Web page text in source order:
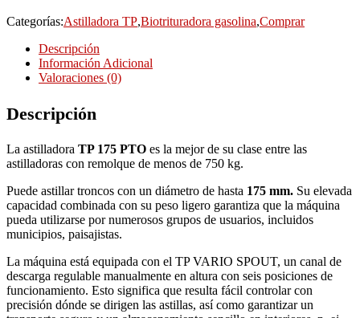
Categorías:Astilladora TP,Biotrituradora gasolina,Comprar
Descripción
Información Adicional
Valoraciones (0)
Descripción
La astilladora TP 175 PTO es la mejor de su clase entre las
astilladoras con remolque de menos de 750 kg.
Puede astillar troncos con un diámetro de hasta 175 mm. Su elevada
capacidad combinada con su peso ligero garantiza que la máquina
pueda utilizarse por numerosos grupos de usuarios, incluidos
municipios, paisajistas.
La máquina está equipada con el TP VARIO SPOUT, un canal de
descarga regulable manualmente en altura con seis posiciones de
funcionamiento. Esto significa que resulta fácil controlar con
precisión dónde se dirigen las astillas, así como garantizar un